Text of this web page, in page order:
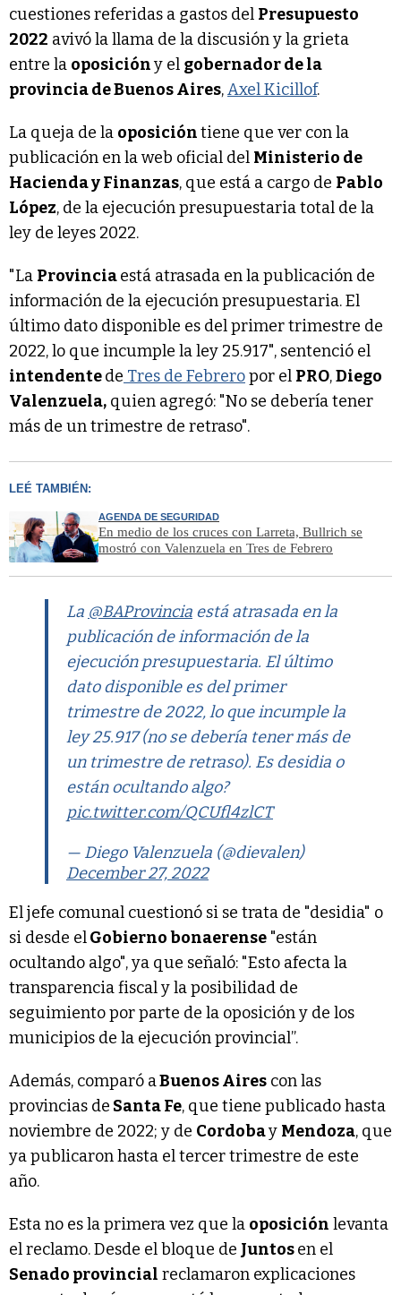
cuestiones referidas a gastos del Presupuesto
2022 avivó la llama de la discusión y la grieta
entre la oposicióny el gobernador de la
provincia de Buenos Aires,Axel Kicillof.
La queja de la oposicióntiene que ver con la
publicación en la web oficial del Ministerio de
Hacienda y Finanzas, que está a cargo de Pablo
López, de la ejecución presupuestaria total de la
ley de leyes 2022.
"La Provinciaestá atrasada en la publicación de
información de la ejecución presupuestaria. El
último dato disponible es del primer trimestre de
2022, lo que incumple la ley 25.917", sentenció el
intendentede Tres de Febreropor el PRO,Diego
Valenzuela, quien agregó: "No se debería tener
más de un trimestre de retraso".
LEÉ TAMBIÉN:
AGENDA DE SEGURIDAD
En medio de los cruces con Larreta, Bullrich se
mostró con Valenzuela en Tres de Febrero
La @BAProvincia está atrasada en la
publicación de información de la
ejecución presupuestaria. El último
dato disponible es del primer
trimestre de 2022, lo que incumple la
ley 25.917 (no se debería tener más de
un trimestre de retraso). Es desidia o
están ocultando algo?
pic.twitter.com/QCUfl4zlCT
— Diego Valenzuela (@dievalen)
December 27, 2022
El jefe comunal cuestionó si se trata de "desidia" o
si desde elGobierno bonaerense "están
ocultando algo", ya que señaló: "Esto afecta la
transparencia fiscal y la posibilidad de
seguimiento por parte de la oposición y de los
municipios de la ejecución provincial”.
Además, comparó aBuenos Aires con las
provincias de Santa Fe, que tiene publicado hasta
noviembre de 2022; y de Cordobay Mendoza, que
ya publicaron hasta el tercer trimestre de este
año.
Esta no es la primera vez que la oposición levanta
el reclamo. Desde el bloque de Juntosen el
Senado provincial reclamaron explicaciones